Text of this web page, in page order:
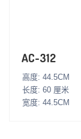
AC-312
高度: 44.5CM
长度: 60 厘米
宽度: 44.5CM